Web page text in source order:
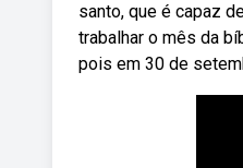
santo, que é capaz
trabalhar o mês da
pois em 30 de